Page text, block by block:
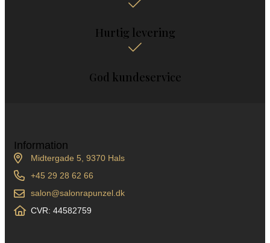
Hurtig levering
God kundeservice
Information
Midtergade 5, 9370 Hals
+45 29 28 62 66
salon@salonrapunzel.dk
CVR: 44582759